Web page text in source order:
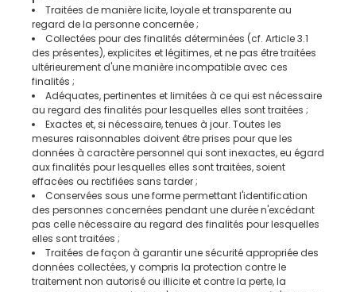
Traitées de manière licite, loyale et transparente au
regard de la personne concernée ;
Collectées pour des finalités déterminées (cf. Article 3.1
des présentes), explicites et légitimes, et ne pas être traitées
ultérieurement d'une manière incompatible avec ces
finalités ;
Adéquates, pertinentes et limitées à ce qui est nécessaire
au regard des finalités pour lesquelles elles sont traitées ;
Exactes et, si nécessaire, tenues à jour. Toutes les
mesures raisonnables doivent être prises pour que les
données à caractère personnel qui sont inexactes, eu égard
aux finalités pour lesquelles elles sont traitées, soient
effacées ou rectifiées sans tarder ;
Conservées sous une forme permettant l'identification
des personnes concernées pendant une durée n'excédant
pas celle nécessaire au regard des finalités pour lesquelles
elles sont traitées ;
Traitées de façon à garantir une sécurité appropriée des
données collectées, y compris la protection contre le
traitement non autorisé ou illicite et contre la perte, la